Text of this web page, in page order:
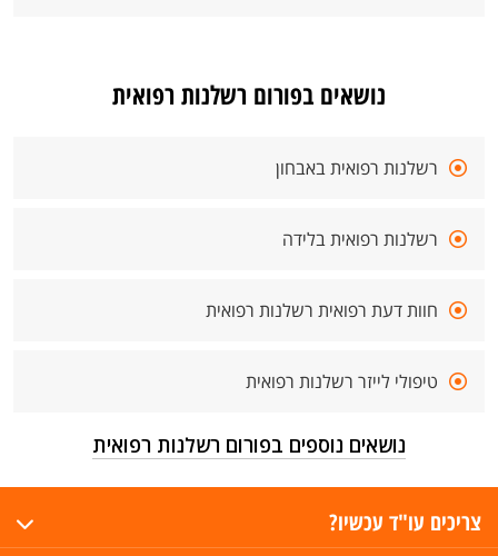
נושאים בפורום רשלנות רפואית
רשלנות רפואית באבחון
רשלנות רפואית בלידה
חוות דעת רפואית רשלנות רפואית
טיפולי לייזר רשלנות רפואית
נושאים נוספים בפורום רשלנות רפואית
צריכים עו"ד עכשיו?